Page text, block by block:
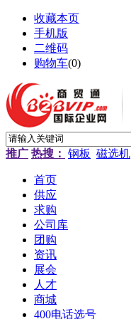
收藏本页
手机版
二维码
购物车(0)
推广 热搜： 钢板 磁选机
首页
供应
求购
公司库
团购
资讯
展会
人才
商城
400电话选号